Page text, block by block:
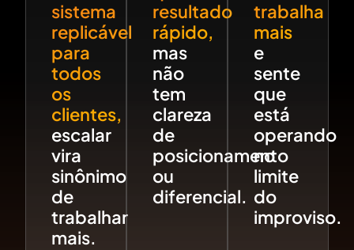
sistema
replicável
para
todos
os
clientes,
escalar
vira
sinônimo
de
trabalhar
mais.
resultado
rápido,
mas
não
tem
clareza
de
posicionamento
ou
diferencial.
trabalha
mais
e
sente
que
está
operando
no
limite
do
improviso.